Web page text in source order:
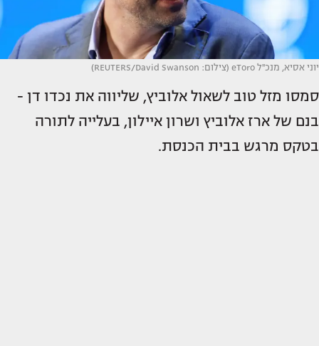
יוני אסיא, מנכ''ל eToro (צילום: REUTERS/David Swanson)
סמסו מזל טוב לשאול אלוביץ, שליווה את נכדו דן -
בנם של ארז אלוביץ ושרון איילון, בעלייה לתורה
בטקס מרגש בבית הכנסת.